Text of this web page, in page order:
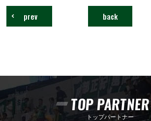
back
prev
TOP PARTNER
トップパートナー